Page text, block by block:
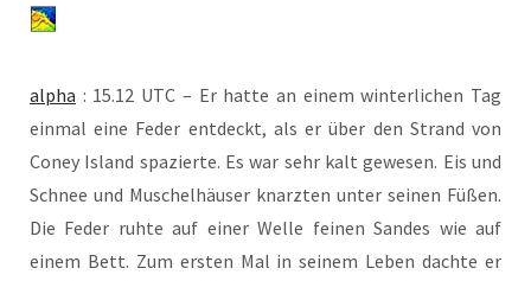
alpha : 15.12 UTC – Er hat­te an einem win­ter­li­chen Tag
ein­mal eine Feder ent­deckt, als er über den Strand von
Coney Island spa­zier­te. Es war sehr kalt gewe­sen. Eis und
Schnee und Muschel­häu­ser knarz­ten unter sei­nen Füßen.
Die Feder ruh­te auf einer Wel­le fei­nen San­des wie auf
einem Bett. Zum ers­ten Mal in sei­nem Leben dach­te er